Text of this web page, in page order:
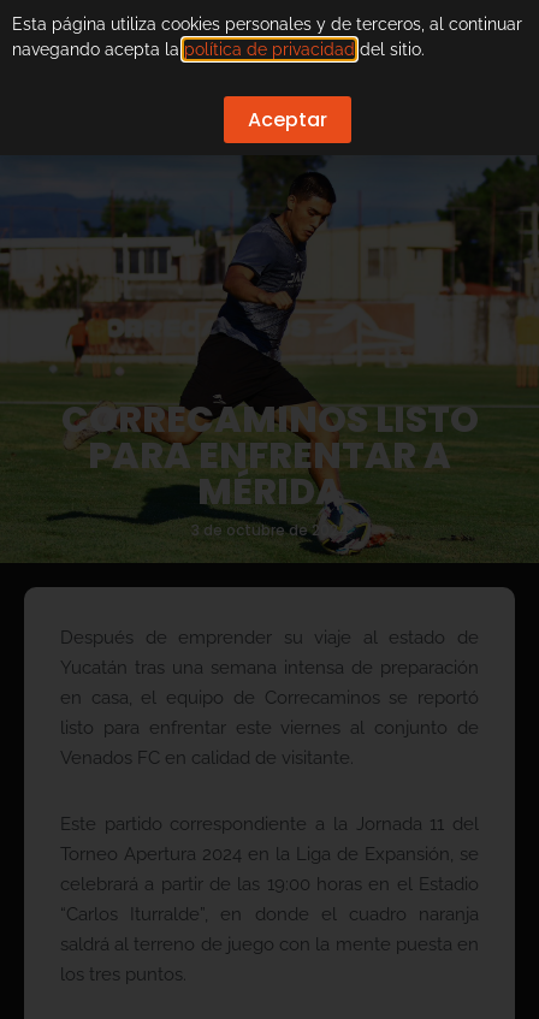
CORRECAMINOS LISTO
PARA ENFRENTAR A
MÉRIDA
3 de octubre de 2024
Después de emprender su viaje al estado de
Yucatán tras una semana intensa de preparación
en casa, el equipo de Correcaminos se reportó
listo para enfrentar este viernes al conjunto de
Venados FC en calidad de visitante.
Este partido correspondiente a la Jornada 11 del
Torneo Apertura 2024 en la Liga de Expansión, se
celebrará a partir de las 19:00 horas en el Estadio
“Carlos Iturralde”, en donde el cuadro naranja
saldrá al terreno de juego con la mente puesta en
los tres puntos.
Esta página utiliza cookies personales y de terceros, al continuar
navegando acepta la política de privacidad del sitio.
Aceptar